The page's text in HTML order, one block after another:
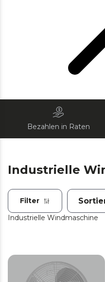
Bezahlen in Raten
Industrielle
Filter
Industrielle Windmaschine